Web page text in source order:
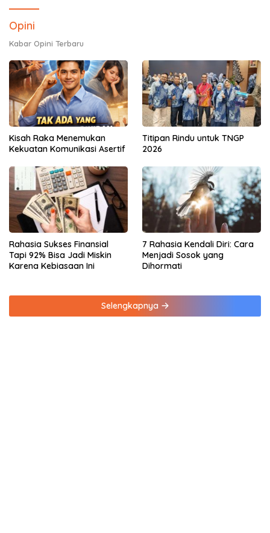
Opini
Kabar Opini Terbaru
Kisah Raka Menemukan
Kekuatan Komunikasi Asertif
Titipan Rindu untuk TNGP
2026
Rahasia Sukses Finansial
Tapi 92% Bisa Jadi Miskin
Karena Kebiasaan Ini
7 Rahasia Kendali Diri: Cara
Menjadi Sosok yang
Dihormati
Selengkapnya